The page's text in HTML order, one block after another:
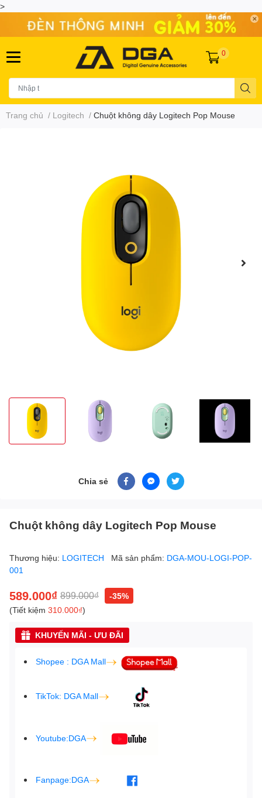
>
0
Trang chủ / Logitech / Chuột không dây Logitech Pop Mouse
Chia sẻ
Chuột không dây Logitech Pop Mouse
Thương hiệu: LOGITECH Mã sản phẩm: DGA-MOU-LOGI-POP-
001
589.000₫ 899.000₫
-35%
(Tiết kiệm 310.000₫)
KHUYẾN MÃI - ƯU ĐÃI
Shopee : DGA Mall
TikTok: DGA Mall
Youtube:DGA
Fanpage:DGA